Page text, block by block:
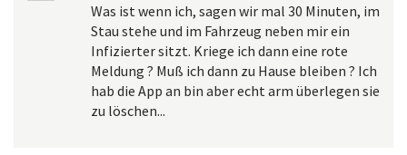
Was ist wenn ich, sagen wir mal 30 Minuten, im
Stau stehe und im Fahrzeug neben mir ein
Infizierter sitzt. Kriege ich dann eine rote
Meldung ? Muß ich dann zu Hause bleiben ? Ich
hab die App an bin aber echt arm überlegen sie
zu löschen...